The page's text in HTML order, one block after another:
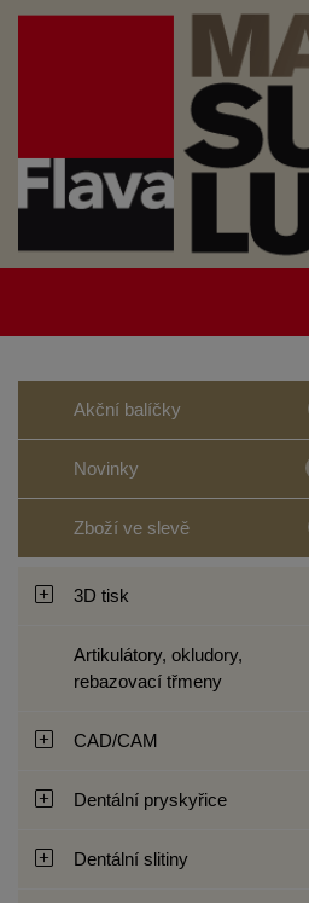
Akční balíčky
Novinky
Zboží ve slevě
3D tisk
Artikulátory, okludory,
rebazovací třmeny
CAD/CAM
Dentální pryskyřice
Dentální slitiny